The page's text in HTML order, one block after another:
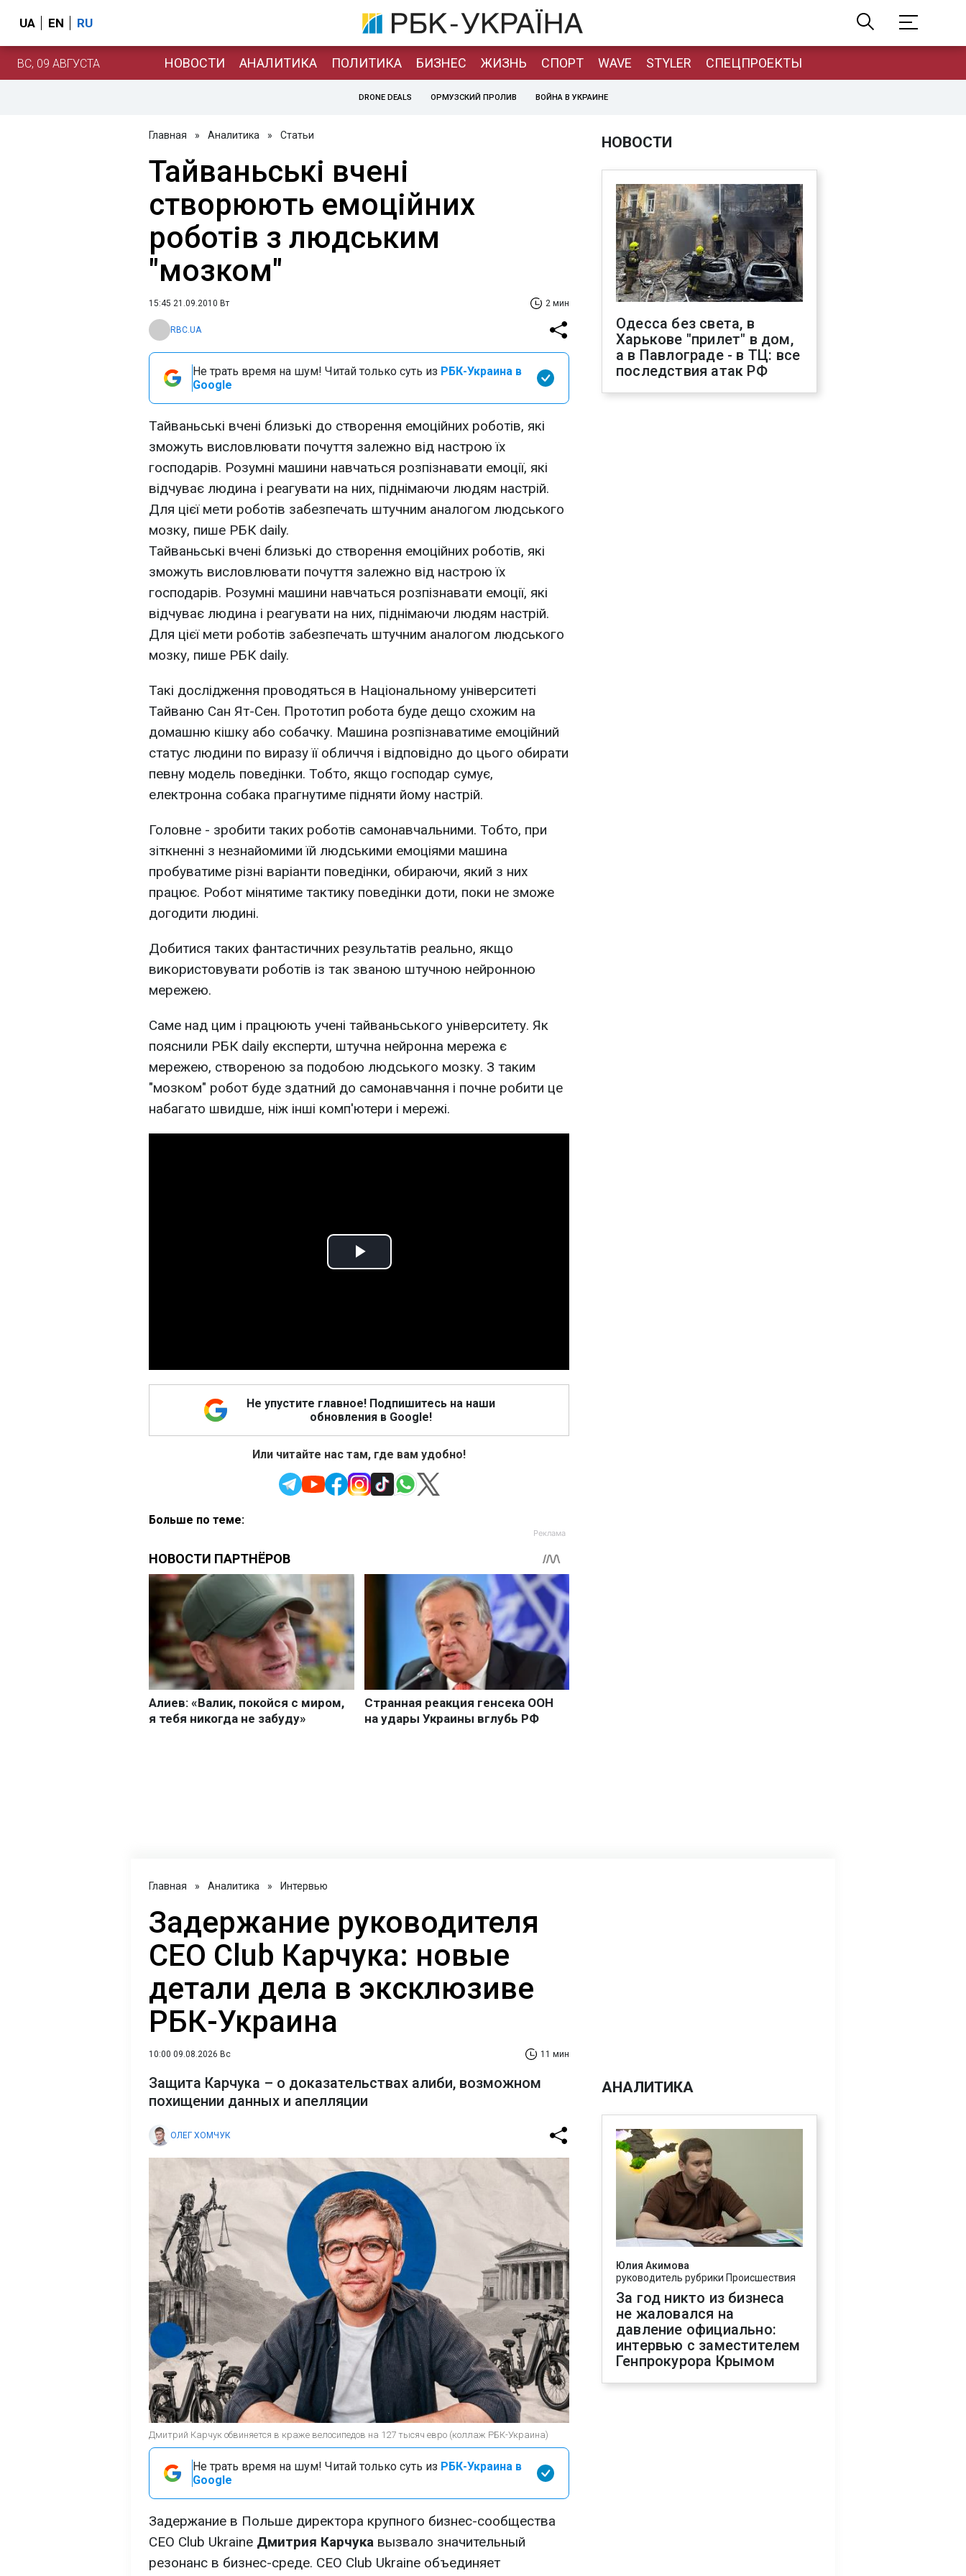
UA EN RU
ВС, 09 АВГУСТА НОВОСТИ АНАЛИТИКА ПОЛИТИКА БИЗНЕС ЖИЗНЬ СПОРТ WAVE STYLER СПЕЦПРОЕКТЫ
DRONE DEALS ОРМУЗСКИЙ ПРОЛИВ ВОЙНА В УКРАИНЕ
Главная » Аналитика » Статьи
Тайваньські вчені
створюють емоційних
роботів з людським
"мозком"
15:45 21.09.2010 Вт 2 мин
RBC.UA
Не трать время на шум! Читай только суть из РБК-Украина в
Google
Тайваньські вчені близькі до створення емоційних роботів, які
зможуть висловлювати почуття залежно від настрою їх
господарів. Розумні машини навчаться розпізнавати емоції, які
відчуває людина і реагувати на них, піднімаючи людям настрій.
Для цієї мети роботів забезпечать штучним аналогом людського
мозку, пише РБК daily.
Тайваньські вчені близькі до створення емоційних роботів, які
зможуть висловлювати почуття залежно від настрою їх
господарів. Розумні машини навчаться розпізнавати емоції, які
відчуває людина і реагувати на них, піднімаючи людям настрій.
Для цієї мети роботів забезпечать штучним аналогом людського
мозку, пише РБК daily.
Такі дослідження проводяться в Національному університеті
Тайваню Сан Ят-Сен. Прототип робота буде дещо схожим на
домашню кішку або собачку. Машина розпізнаватиме емоційний
статус людини по виразу її обличчя і відповідно до цього обирати
певну модель поведінки. Тобто, якщо господар сумує,
електронна собака прагнутиме підняти йому настрій.
Головне - зробити таких роботів самонавчальними. Тобто, при
зіткненні з незнайомими їй людськими емоціями машина
пробуватиме різні варіанти поведінки, обираючи, який з них
працює. Робот мінятиме тактику поведінки доти, поки не зможе
догодити людині.
Добитися таких фантастичних результатів реально, якщо
використовувати роботів із так званою штучною нейронною
мережею.
Саме над цим і працюють учені тайваньського університету. Як
пояснили РБК daily експерти, штучна нейронна мережа є
мережею, створеною за подобою людського мозку. З таким
"мозком" робот буде здатний до самонавчання і почне робити це
набагато швидше, ніж інші комп'ютери і мережі.
Play
Не упустите главное! Подпишитесь на наши
обновления в Google!
Или читайте нас там, где вам удобно!
Больше по теме:
НОВОСТИ
Одесса без света, в
Харькове "прилет" в дом,
а в Павлограде - в ТЦ: все
последствия атак РФ
Главная » Аналитика » Интервью
Задержание руководителя
CEO Club Карчука: новые
детали дела в эксклюзиве
РБК-Украина
10:00 09.08.2026 Вс 11 мин
Защита Карчука – о доказательствах алиби, возможном
похищении данных и апелляции
ОЛЕГ ХОМЧУК
Дмитрий Карчук обвиняется в краже велосипедов на 127 тысяч евро (коллаж РБК-Украина)
Не трать время на шум! Читай только суть из РБК-Украина в
Google
Задержание в Польше директора крупного бизнес-сообщества
CEO Club Ukraine Дмитрия Карчука вызвало значительный
резонанс в бизнес-среде. CEO Club Ukraine объединяет
АНАЛИТИКА
Юлия Акимова
руководитель рубрики Происшествия
За год никто из бизнеса
не жаловался на
давление официально:
интервью с заместителем
Генпрокурора Крымом